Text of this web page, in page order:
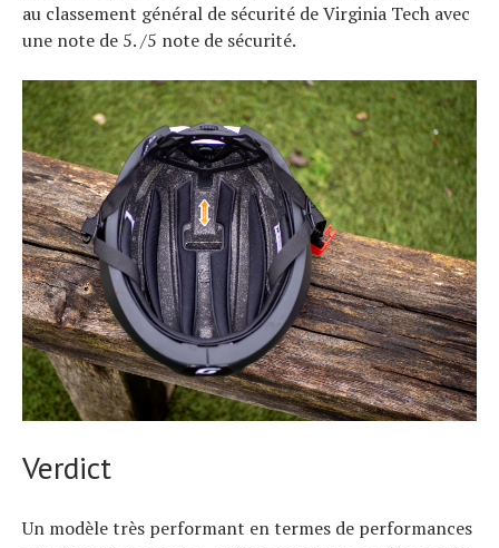
au classement général de sécurité de Virginia Tech avec
une note de 5. /5 note de sécurité.
Verdict
Un modèle très performant en termes de performances